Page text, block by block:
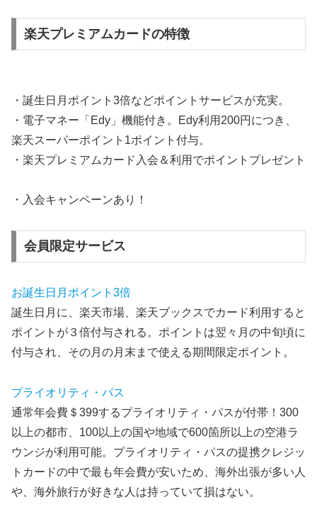
楽天プレミアムカードの特徴
・誕生日月ポイント3倍などポイントサービスが充実。
・電子マネー「Edy」機能付き。Edy利用200円につき、
楽天スーパーポイント1ポイント付与。
・楽天プレミアムカード入会＆利用でポイントプレゼント
・ 入会キャンペーンあり！
会員限定サービス
お誕生日月ポイント3倍
誕生日月に、楽天市場、楽天ブックスでカード利用すると
ポイントが３倍付与される。ポイントは翌々月の中旬頃に
付与され、その月の月末まで使える期間限定ポイント。
プライオリティ・パス
通常年会費＄399するプライオリティ・パスが付帯！300
以上の都市、100以上の国や地域で600箇所以上の空港ラ
ウンジが利用可能。プライオリティ・パスの提携クレジッ
トカードの中で最も年会費が安いため、海外出張が多い人
や、海外旅行が好きな人は持っていて損はない。